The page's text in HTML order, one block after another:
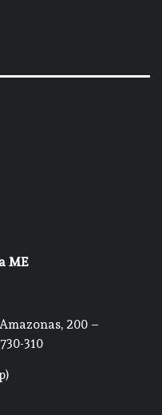
ME
200 –
310